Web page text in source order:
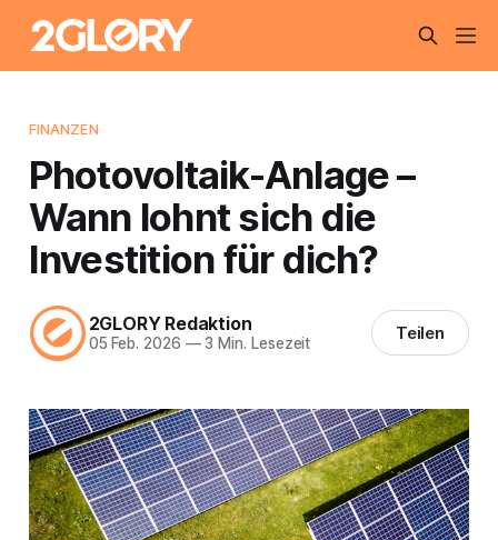
FINANZEN
Photovoltaik-Anlage –
Wann lohnt sich die
Investition für dich?
2GLORY Redaktion
05 Feb. 2026 —3 Min. Lesezeit Teilen